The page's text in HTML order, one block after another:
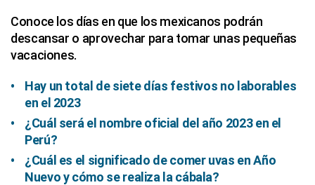
Conoce los días en que los mexicanos podrán
descansar o aprovechar para tomar unas pequeñas
vacaciones.
Hay un total de siete días festivos no laborables
en el 2023
¿Cuál será el nombre oficial del año 2023 en el
Perú?
¿Cuál es el significado de comer uvas en Año
Nuevo y cómo se realiza la cábala?